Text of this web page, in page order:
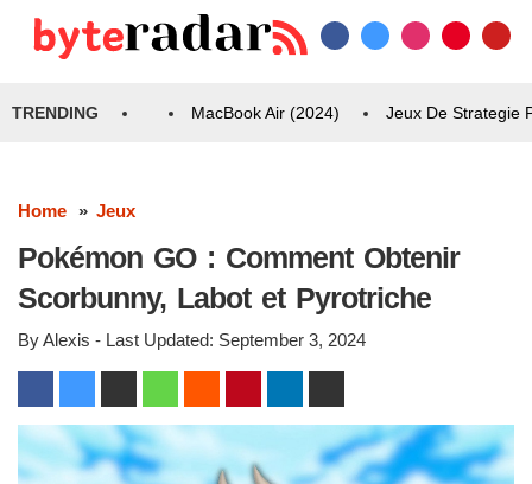
TRENDING MacBook Air (2024) Jeux De Strategie
Home Jeux
Pokémon GO : Comment Obtenir
Scorbunny, Labot et Pyrotriche
ByAlexis - Last Updated: September 3, 2024